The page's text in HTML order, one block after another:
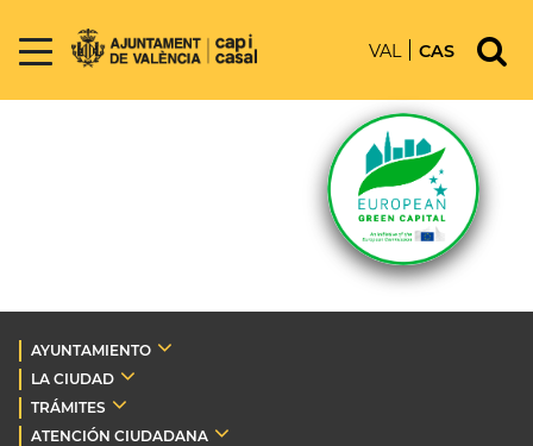
VAL CAS
AYUNTAMIENTO
LA CIUDAD
TRÁMITES
ATENCIÓN CIUDADANA